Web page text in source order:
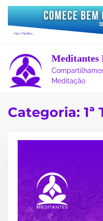
Meditantes
Meditação
Categoria: 1ª